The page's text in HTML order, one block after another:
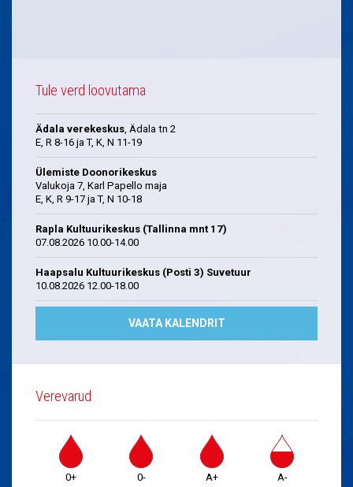
Tule verd loovutama
Ädala verekeskus, Ädala tn 2
E, R 8-16 ja T, K, N 11-19
Ülemiste Doonorikeskus
Valukoja 7, Karl Papello maja
E, K, R 9-17 ja T, N 10-18
Rapla Kultuurikeskus (Tallinna mnt 17)
07.08.2026 10.00-14.00
Haapsalu Kultuurikeskus (Posti 3) Suvetuur
10.08.2026 12.00-18.00
VAATA KALENDRIT
Verevarud
0+ 0- A+ A-